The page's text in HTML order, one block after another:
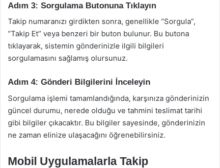
Adım 3: Sorgulama Butonuna Tıklayın
Takip numaranızı girdikten sonra, genellikle “Sorgula”,
“Takip Et” veya benzeri bir buton bulunur. Bu butona
tıklayarak, sistemin gönderinizle ilgili bilgileri
sorgulamasını sağlamış olursunuz.
Adım 4: Gönderi Bilgilerini İnceleyin
Sorgulama işlemi tamamlandığında, karşınıza gönderinizin
güncel durumu, nerede olduğu ve tahmini teslimat tarihi
gibi bilgiler çıkacaktır. Bu bilgiler sayesinde, gönderinizin
ne zaman elinize ulaşacağını öğrenebilirsiniz.
Mobil Uygulamalarla Takip